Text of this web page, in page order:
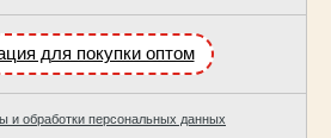
для покупки оптом
и обработки персональных данных